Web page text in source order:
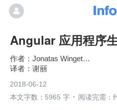
Angular 应用程序
Jonatas Wingeter Rodrigues
谢丽
2018-06-12
本文字数：5965 字
阅读完需：